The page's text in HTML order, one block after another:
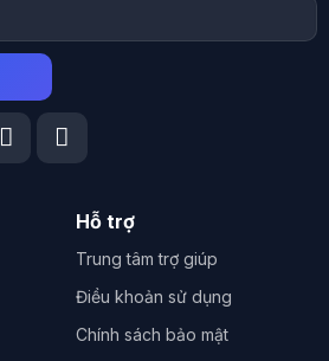
Hỗ trợ
Trung tâm trợ giúp
Điều khoản sử dụng
Chính sách bảo mật